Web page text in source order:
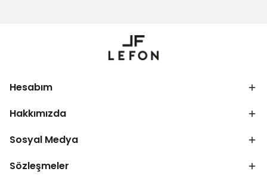
Hesabım
Hakkımızda
Sosyal Medya
Sözleşmeler